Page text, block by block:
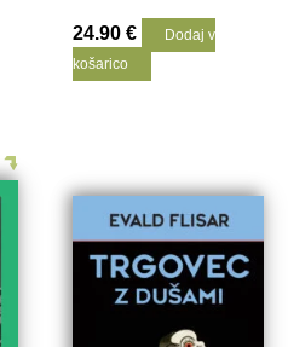
24.90€
Dodaj v
košarico